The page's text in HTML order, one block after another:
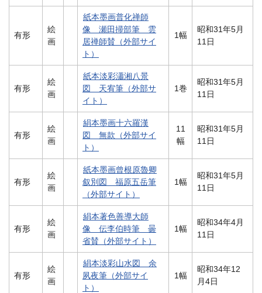
有形
絵
画
紙本墨画普化禅師
像 瀬田掃部筆 雲
居禅師賛（外部サイ
ト）
1幅
昭和31年5月
11日
有形
絵
画
紙本淡彩瀟湘八景
図 天宥筆（外部サ
イト）
1巻
昭和31年5月
11日
有形
絵
画
絹本墨画十六羅漢
図 無款（外部サイ
ト）
11
幅
昭和31年5月
11日
有形
絵
画
紙本墨画曾根原魯卿
叙別図 福原五岳筆
（外部サイト）
1幅
昭和31年5月
11日
有形
絵
画
絹本著色善導大師
像 伝李伯時筆 曇
省賛（外部サイト）
1幅
昭和34年4月
11日
有形
絵
画
絹本淡彩山水図 余
夙夜筆（外部サイ
ト）
1幅
昭和34年12
月4日